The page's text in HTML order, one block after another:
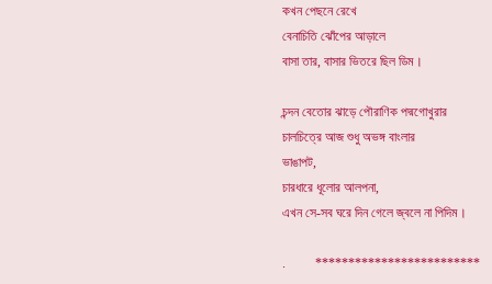
কখন পেছনে রেখে
বেনাচিতি ঝোঁপের আড়ালে
বাসা তার, বাসার ভিতরে ছিল ডিম।
চন্দন বেতোর ঝাড়ে পৌরাণিক পদ্মগোখুরার
চালচিত্রে আজ শুধু অভঙ্গ বাংলার
ভাঙাপট,
চারধারে ধূলোর আলপনা,
এখন সে-সব ঘরে দিন গেলে জ্বলে না পিদিম।
. *************************